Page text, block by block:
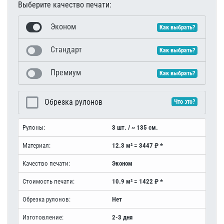
Выберите качество печати:
Эконом Как выбрать?
Стандарт Как выбрать?
Премиум Как выбрать?
Обрезка рулонов Что это?
Рулоны: 3 шт. / ~ 135 см.
Материал: 12.3 м² = 3447 ₽ *
Качество печати: Эконом
Стоимость печати: 10.9 м² = 1422 ₽ *
Обрезка рулонов: Нет
Изготовление: 2-3 дня